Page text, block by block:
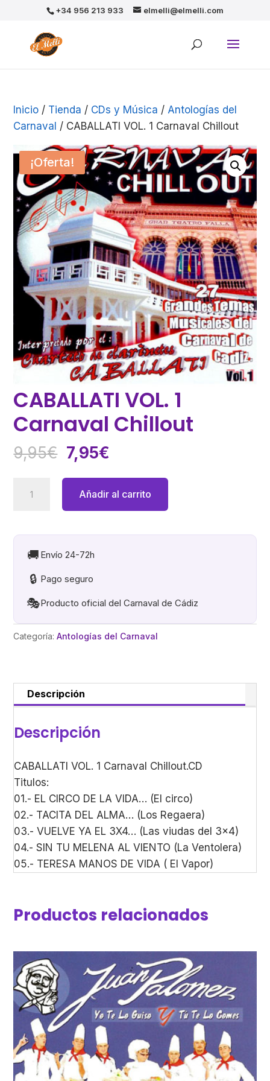
+34 956 213 933 elmelli@elmelli.com
Inicio / Tienda / CDs y Música / Antologías del
Carnaval / CABALLATI VOL. 1 Carnaval Chillout
¡Oferta!
CABALLATI VOL. 1
Carnaval Chillout
9,95€ El
precio
era:
9,95€.
7,95€
es:
7,95€.
VOL.
Carnaval
Chillout
Añadir al carrito
🚚 Envío 24-72h
🔒 Pago seguro
🎭Producto oficial del Carnaval de Cádiz
Categoría:Antologías del Carnaval
Descripción
Descripción
CABALLATI VOL. 1 Carnaval Chillout.CD
Titulos:
01.- EL CIRCO DE LA VIDA… (El circo)
02.- TACITA DEL ALMA… (Los Regaera)
03.- VUELVE YA EL 3X4… (Las viudas del 3×4)
04.- SIN TU MELENA AL VIENTO (La Ventolera)
05.- TERESA MANOS DE VIDA ( El Vapor)
Productos relacionados